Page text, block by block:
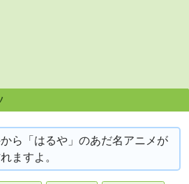
ら「はるや」のあだ名アニメが
ますよ。